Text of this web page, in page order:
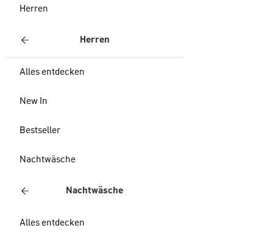
Herren
Herren
Alles entdecken
New In
Bestseller
Nachtwäsche
Nachtwäsche
Alles entdecken